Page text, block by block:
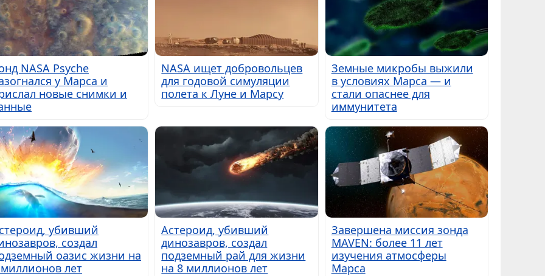
NASA Psyche
у Марса и
новые снимки и
NASA ищет добровольцев
для годовой симуляции
полета к Луне и Марсу
Земные микробы выжили
в условиях Марса — и
стали опаснее для
иммунитета
убивший
создал
оазис жизни на
лет
Астероид, убивший
динозавров, создал
подземный рай для жизни
на 8 миллионов лет
Завершена миссия зонда
MAVEN: более 11 лет
изучения атмосферы
Марса